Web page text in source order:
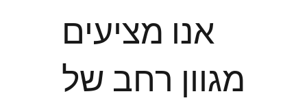
אנו מציעים
מגוון רחב של